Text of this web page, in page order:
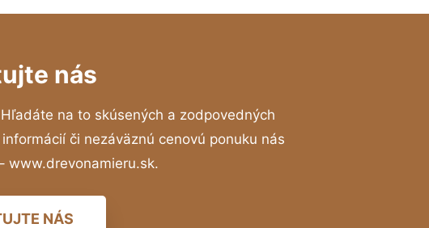
nás
Hľadáte na to skúsených a zodpovedných
či nezáväznú cenovú ponuku nás
www.drevonamieru.sk.
NÁS